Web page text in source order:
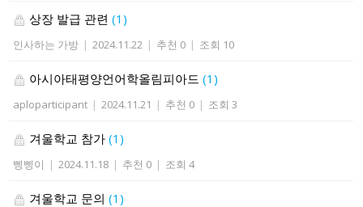
상장 발급 관련(1)
인사하는 가방 | 2024.11.22 | 추천 0 | 조회 10
아시아태평양언어학올림피아드(1)
aploparticipant | 2024.11.21 | 추천 0 | 조회 3
겨울학교 참가(1)
삥삥이 | 2024.11.18 | 추천 0 | 조회 4
겨울학교 문의(1)